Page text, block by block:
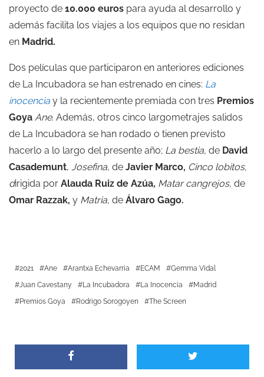
proyecto de 10.000 euros para ayuda al desarrollo y
además facilita los viajes a los equipos que no residan
en Madrid.
Dos películas que participaron en anteriores ediciones
de La Incubadora se han estrenado en cines: La
inocencia y la recientemente premiada con tres Premios
Goya Ane. Además, otros cinco largometrajes salidos
de La Incubadora se han rodado o tienen previsto
hacerlo a lo largo del presente año; La bestia, de David
Casademunt, Josefina, de Javier Marco, Cinco lobitos,
dirigida por Alauda Ruiz de Azúa, Matar cangrejos, de
Omar Razzak, y Matria, de Álvaro Gago.
2021 Ane Arantxa Echevarria ECAM
Gemma Vidal
Juan Cavestany
La Incubadora La Inocencia
Madrid
Premios Goya
Rodrigo Sorogoyen The Screen